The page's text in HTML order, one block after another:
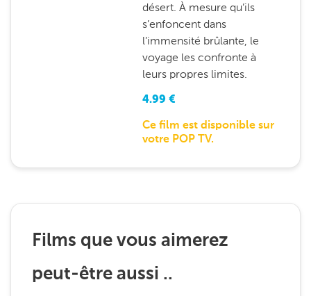
désert. À mesure qu’ils
s’enfoncent dans
l’immensité brûlante, le
voyage les confronte à
leurs propres limites.
4.99 €
Ce film est disponible sur
votre POP TV.
Films que vous aimerez
peut-être aussi ..